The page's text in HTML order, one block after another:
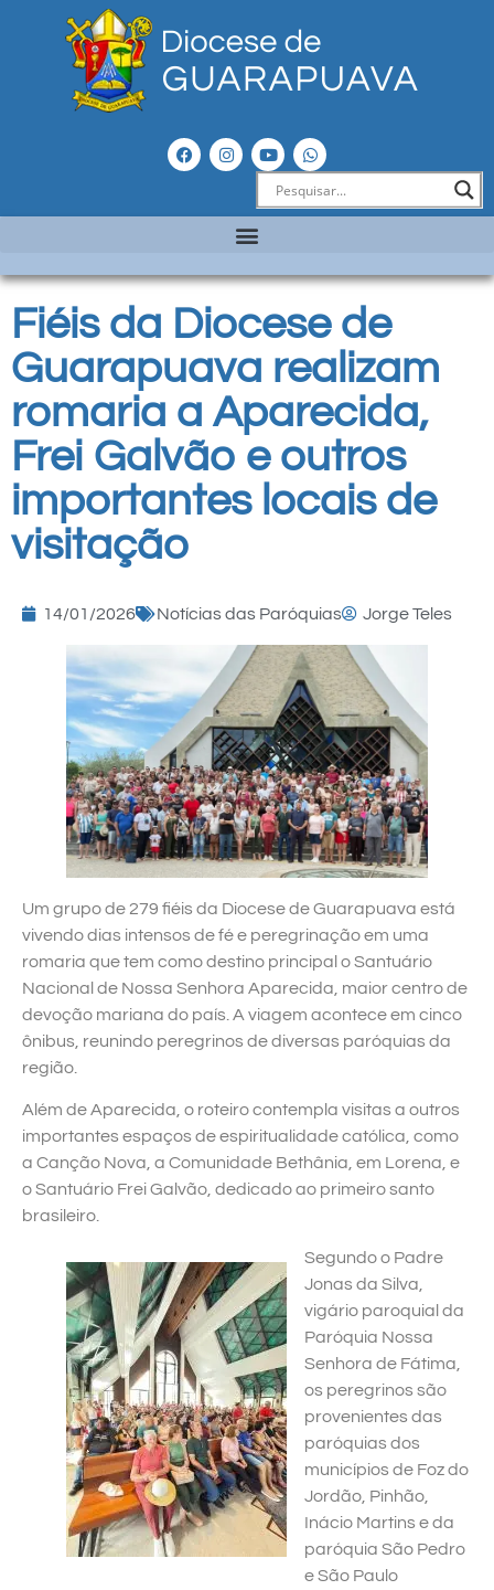
Fiéis da Diocese de
Guarapuava realizam
romaria a Aparecida,
Frei Galvão e outros
importantes locais de
visitação
14/01/2026 Notícias das Paróquias Jorge Teles
Um grupo de 279 fiéis da Diocese de Guarapuava está
vivendo dias intensos de fé e peregrinação em uma
romaria que tem como destino principal o Santuário
Nacional de Nossa Senhora Aparecida, maior centro de
devoção mariana do país. A viagem acontece em cinco
ônibus, reunindo peregrinos de diversas paróquias da
região.
Além de Aparecida, o roteiro contempla visitas a outros
importantes espaços de espiritualidade católica, como
a Canção Nova, a Comunidade Bethânia, em Lorena, e
o Santuário Frei Galvão, dedicado ao primeiro santo
brasileiro.
Segundo o Padre
Jonas da Silva,
vigário paroquial da
Paróquia Nossa
Senhora de Fátima,
os peregrinos são
provenientes das
paróquias dos
municípios de Foz do
Jordão, Pinhão,
Inácio Martins e da
paróquia São Pedro
e São Paulo